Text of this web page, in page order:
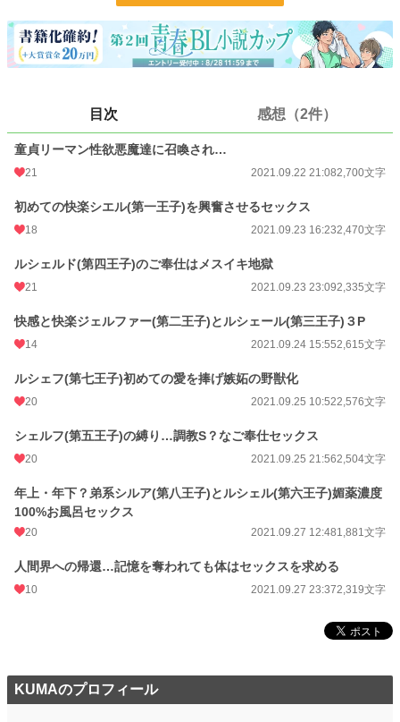
エロいリーマンに悪魔達は釘付け…『お前は俺達のもの。』
小説 36,325 位 / 228,743 件
532
24h.ポイント 7 pt
文字数
更新日時 2021.09.27 23:37
初回公開日時
初回完結日時 2021.09.27 23:37
月間ポイント 322 pt (42,476 位)
目次 感想（2件）
童貞リーマン性欲悪魔達に召喚され…
21 2021.09.22 21:082,700文字
初めての快楽シエル(第一王子)を興奮させるセックス
18 2021.09.23 16:232,470文字
ルシェルド(第四王子)のご奉仕はメスイキ地獄
21 2021.09.23 23:092,335文字
快感と快楽ジェルファー(第二王子)とルシェール(第三王子)３P
14 2021.09.24 15:552,615文字
ルシェフ(第七王子)初めての愛を捧げ嫉妬の野獣化
20 2021.09.25 10:522,576文字
シェルフ(第五王子)の縛り…調教S？なご奉仕セックス
20 2021.09.25 21:562,504文字
年上・年下？弟系シルア(第八王子)とルシェル(第六王子)媚薬濃度
100%お風呂セックス
20 2021.09.27 12:481,881文字
人間界への帰還…記憶を奪われても体はセックスを求める
10 2021.09.27 23:372,319文字
KUMAのプロフィール